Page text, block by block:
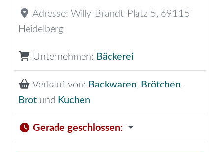
Adresse: Willy-Brandt-Platz 5, 69115
Heidelberg
Unternehmen: Bäckerei
Verkauf von: Backwaren, Brötchen,
Brot und Kuchen
Gerade geschlossen: